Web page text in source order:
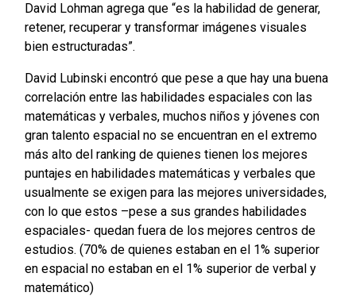
David Lohman agrega que “es la habilidad de generar,
retener, recuperar y transformar imágenes visuales
bien estructuradas”.
David Lubinski encontró que pese a que hay una buena
correlación entre las habilidades espaciales con las
matemáticas y verbales, muchos niños y jóvenes con
gran talento espacial no se encuentran en el extremo
más alto del ranking de quienes tienen los mejores
puntajes en habilidades matemáticas y verbales que
usualmente se exigen para las mejores universidades,
con lo que estos –pese a sus grandes habilidades
espaciales- quedan fuera de los mejores centros de
estudios. (70% de quienes estaban en el 1% superior
en espacial no estaban en el 1% superior de verbal y
matemático)